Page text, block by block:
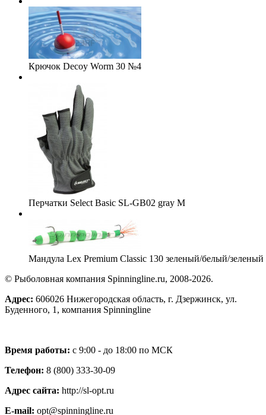
Крючок Decoy Worm 30 №4
Перчатки Select Basic SL-GB02 gray M
Мандула Lex Premium Classic 130 зеленый/белый/зеленый
© Рыболовная компания Spinningline.ru, 2008-2026.
Адрес: 606026 Нижегородская область, г. Дзержинск, ул.
Буденного, 1, компания Spinningline
Время работы: с 9:00 - до 18:00 по МСК
Телефон: 8 (800) 333-30-09
Адрес сайта: http://sl-opt.ru
E-mail: opt@spinningline.ru